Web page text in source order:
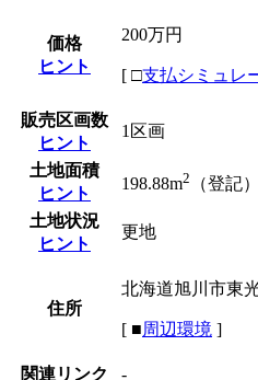
価格
ヒント
200万円
[ □支払シミュレ
販売区画数
ヒント
1区画
土地面積
ヒント
198.88m2 （登記）
土地状況
ヒント
更地
住所
北海道旭川市東
[ ■周辺環境 ]
関連リンク -